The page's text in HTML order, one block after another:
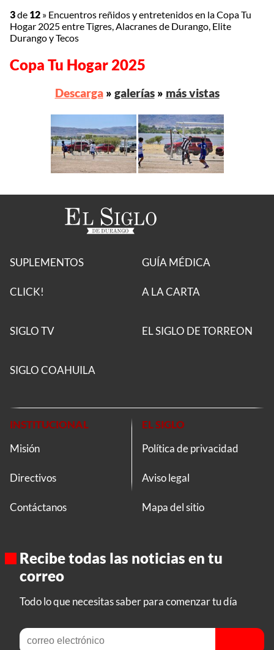
3de 12 » Encuentros reñidos y entretenidos en la Copa Tu
Hogar 2025 entre Tigres, Alacranes de Durango, Elite
Durango y Tecos
Copa Tu Hogar 2025
Descarga» galerías» más vistas
SUPLEMENTOS
CLICK!
GUÍA MÉDICA
A LA CARTA
SIGLO TV EL SIGLO DE TORREON
SIGLO COAHUILA
INSTITUCIONAL
Misión
Directivos
Contáctanos
EL SIGLO
Política de privacidad
Aviso legal
Mapa del sitio
Recibe todas las noticias en tu
correo
Todo lo que necesitas saber para comenzar tu día